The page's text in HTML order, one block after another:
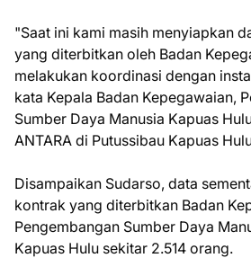
"Saat ini kami masih menyiapkan
yang diterbitkan oleh Badan
melakukan koordinasi dengan
kata Kepala Badan Kepegawaian,
Sumber Daya Manusia Kapuas
ANTARA di Putussibau Kapuas
Disampaikan Sudarso, data
kontrak yang diterbitkan Badan
Pengembangan Sumber Daya
Kapuas Hulu sekitar 2.514 orang.